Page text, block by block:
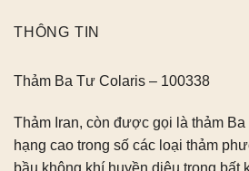
THÔNG TIN
Thảm Ba Tư Colaris – 100338
Thảm Iran, còn được gọi là thảm
hạng cao trong số các loại thảm